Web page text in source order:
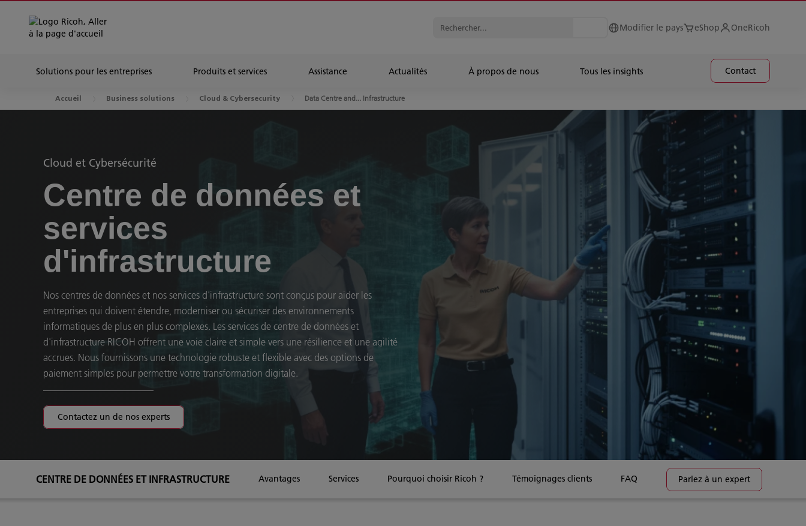
Modifier le pays eShop OneRicoh
Solutions pour les entreprises Produits et services Assistance Actualités À propos de nous Tous les insights Contact
Accueil Business solutions Cloud & Cybersecurity Data Centre and... Infrastructure
Cloud et Cybersécurité
Centre de données et
services
d'infrastructure
Nos centres de données et nos services d'infrastructure sont conçus pour aider les
entreprises qui doivent étendre, moderniser ou sécuriser des environnements
informatiques de plus en plus complexes. Les services de centre de données et
d'infrastructure RICOH offrent une voie claire et simple vers une résilience et une agilité
accrues. Nous fournissons une technologie robuste et flexible avec des options de
paiement simples pour permettre votre transformation digitale.
Contactez un de nos experts
CENTRE DE DONNÉES ET INFRASTRUCTURE Avantages Services Pourquoi choisir Ricoh ? Témoignages clients FAQ Parlez à un expert